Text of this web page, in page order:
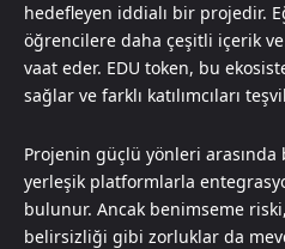
hedefleyen iddialı bir projedir.
öğrencilere daha çeşitli içerik
vaat eder. EDU token, bu
sağlar ve farklı katılımcıları
Projenin güçlü yönleri
yerleşik platformlarla
bulunur. Ancak benimseme
belirsizliği gibi zorluklar da